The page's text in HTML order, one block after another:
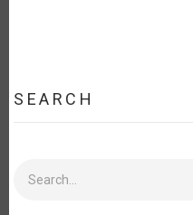
SEARCH